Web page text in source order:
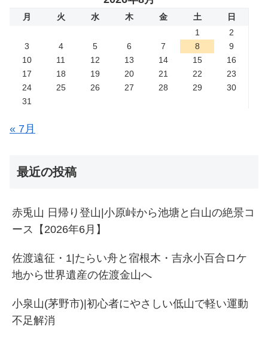
月 火 水 木 金 土
日
1
2
3
4 5 6 7 8
9
10
11 12 13 14 15
16
17
18 19 20 21 22
23
24
25 26 27 28 29
30
31
« 7月
最近の投稿
赤兎山 日帰り登山|小原峠から池塘と白山の絶景コ
ース【2026年6月】
佐渡遠征・1|たらい舟と宿根木・吉永小百合ロケ
地から世界遺産の佐渡金山へ
小泉山(茅野市)|初心者にやさしい低山で軽い運動
不足解消